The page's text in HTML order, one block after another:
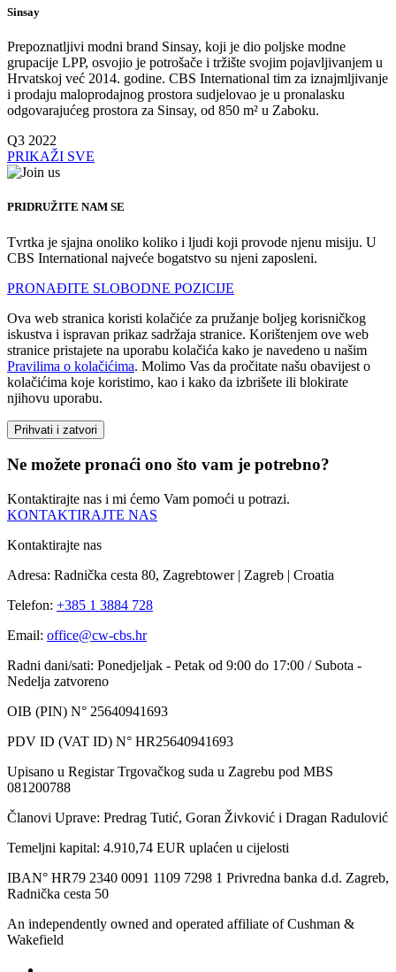
Sinsay
Prepoznatljivi modni brand Sinsay, koji je dio poljske modne
grupacije LPP, osvojio je potrošače i tržište svojim pojavljivanjem u
Hrvatskoj već 2014. godine. CBS International tim za iznajmljivanje
i prodaju maloprodajnog prostora sudjelovao je u pronalasku
odgovarajućeg prostora za Sinsay, od 850 m² u Zaboku.
Q3 2022
PRIKAŽI SVE
PRIDRUŽITE NAM SE
Tvrtka je sjajna onoliko koliko i ljudi koji provode njenu misiju. U
CBS International najveće bogatstvo su njeni zaposleni.
PRONAĐITE SLOBODNE POZICIJE
Ova web stranica koristi kolačiće za pružanje boljeg korisničkog
iskustva i ispravan prikaz sadržaja stranice. Korištenjem ove web
stranice pristajete na uporabu kolačića kako je navedeno u našim
Pravilima o kolačićima. Molimo Vas da pročitate našu obavijest o
kolačićima koje koristimo, kao i kako da izbrišete ili blokirate
njihovu uporabu.
Prihvati i zatvori
Ne možete pronaći ono što vam je potrebno?
Kontaktirajte nas i mi ćemo Vam pomoći u potrazi.
KONTAKTIRAJTE NAS
Kontaktirajte nas
Adresa: Radnička cesta 80, Zagrebtower | Zagreb | Croatia
Telefon: +385 1 3884 728
Email: office@cw-cbs.hr
Radni dani/sati: Ponedjeljak - Petak od 9:00 do 17:00 / Subota -
Nedelja zatvoreno
OIB (PIN) N° 25640941693
PDV ID (VAT ID) N° HR25640941693
Upisano u Registar Trgovačkog suda u Zagrebu pod MBS
081200788
Članovi Uprave: Predrag Tutić, Goran Živković i Dragan Radulović
Temeljni kapital: 4.910,74 EUR uplaćen u cijelosti
IBAN° HR79 2340 0091 1109 7298 1 Privredna banka d.d. Zagreb,
Radnička cesta 50
An independently owned and operated affiliate of Cushman &
Wakefield